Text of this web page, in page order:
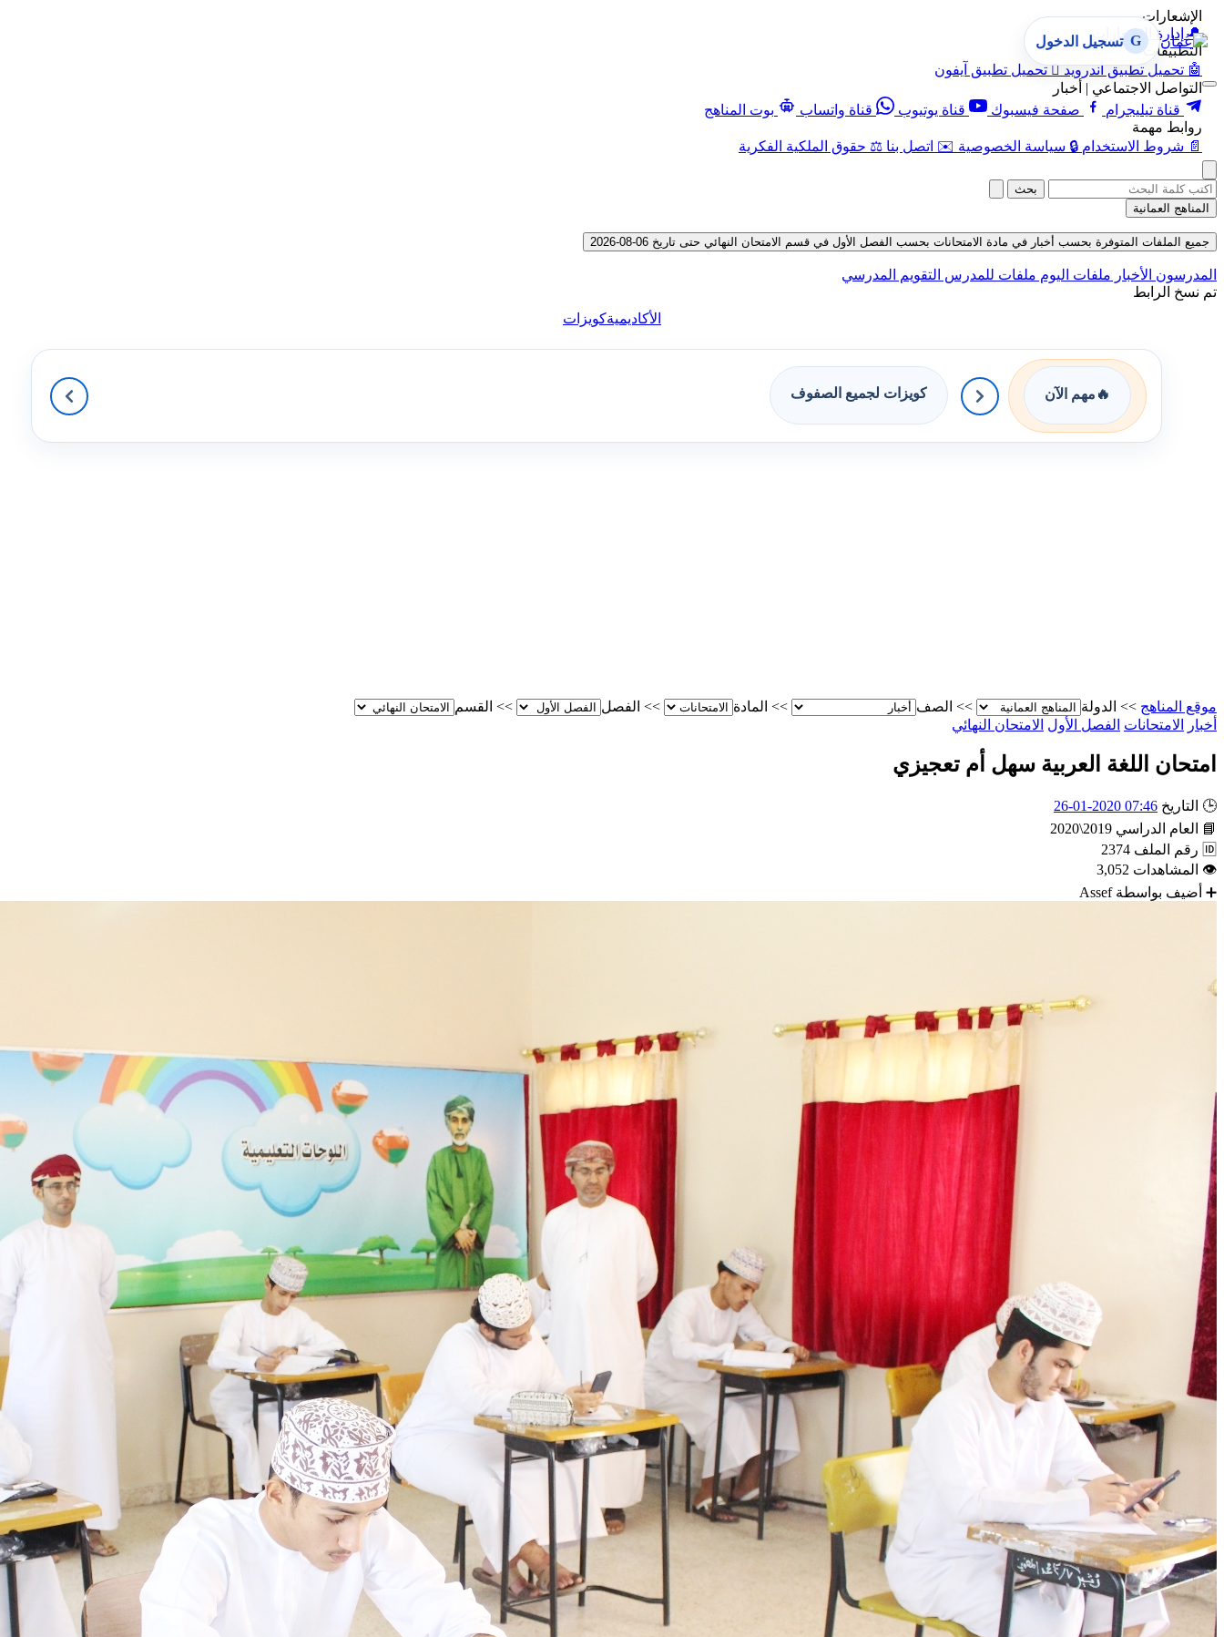
الإشعارات
🔔 إدارة الإشعارات
التطبيقات
🤖 تحميل تطبيق أندرويد  تحميل تطبيق آيفون
التواصل الاجتماعي | أخبار
قناة تيليجرام
صفحة فيسبوك قناة يوتيوب قناة واتساب
بوت المناهج
روابط مهمة
📄 شروط الاستخدام 🔒 سياسة الخصوصية ✉️ اتصل بنا ⚖️ حقوق الملكية الفكرية
G تسجيل الدخول
بحث
المناهج العمانية
جميع الملفات المتوفرة بحسب أخبار في مادة الامتحانات بحسب الفصل الأول في قسم الامتحان النهائي حتى تاريخ 06-08-2026
المدرسون الأخبار ملفات اليوم ملفات للمدرس التقويم المدرسي
تم نسخ الرابط
الأكاديميةكويزات
🔥 مهم الآن كويزات لجميع الصفوف
موقع المناهج >> الدولة >> الصف >> المادة >> الفصل >> القسم
أخبار
الامتحانات الفصل الأول الامتحان النهائي
امتحان اللغة العربية سهل أم تعجيزي
🕒 التاريخ 07:46 2020-01-26
📘
العام الدراسي 2019\2020
🆔 رقم الملف 2374
👁 المشاهدات 3,052
➕ أضيف بواسطة Assef